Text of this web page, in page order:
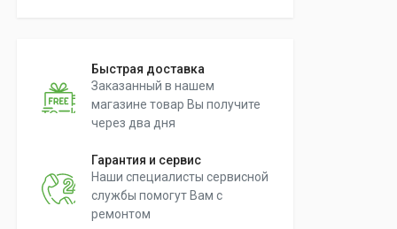
Быстрая доставка
Заказанный в нашем
магазине товар Вы получите
через два дня
Гарантия и сервис
Наши специалисты сервисной
службы помогут Вам с
ремонтом